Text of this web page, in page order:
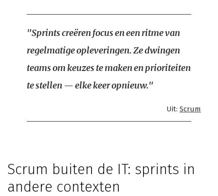
"Sprints creëren focus en een ritme van
regelmatige opleveringen. Ze dwingen
teams om keuzes te maken en prioriteiten
te stellen — elke keer opnieuw."
Uit: Scrum
Scrum buiten de IT: sprints in
andere contexten